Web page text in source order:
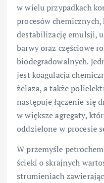
w wielu przypadkach
procesów
destabilizację emulsji,
barwy oraz częściowe
biodegradowalnych.
jest koagulacja
żelaza, a także
następuje łączenie się
w większe agregaty,
oddzielone w procesie
W przemyśle
ścieki o skrajnych
strumieniach